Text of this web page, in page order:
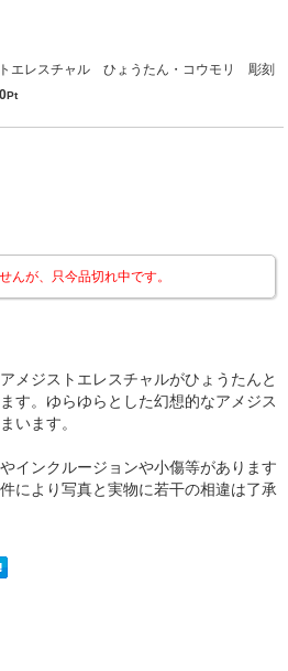
エレスチャル ひょうたん・コウモリ 彫刻
Pt
んが、只今品切れ中です。
メジストエレスチャルがひょうたんと
す。ゆらゆらとした幻想的なアメジス
います。
インクルージョンや小傷等があります
により写真と実物に若干の相違は了承